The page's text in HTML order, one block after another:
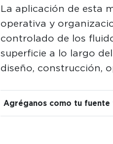
La aplicación de esta
operativa y
controlado de los
superficie a lo largo
diseño, construcción,
Agréganos como tu